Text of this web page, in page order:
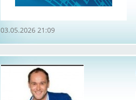
03.05.2026 21:09